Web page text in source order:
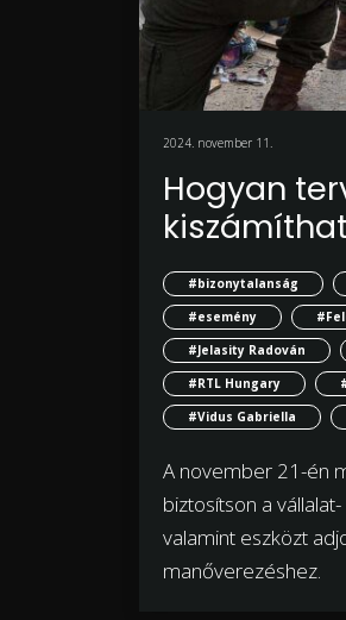
2024. november 11.
Hogyan
#bizonytalanság
#esemény
#Jelasity Radován
#RTL Hungary
#Vidus Gabriella
A november 21-én
biztosítson a
valamint eszközt
manőverezéshez.